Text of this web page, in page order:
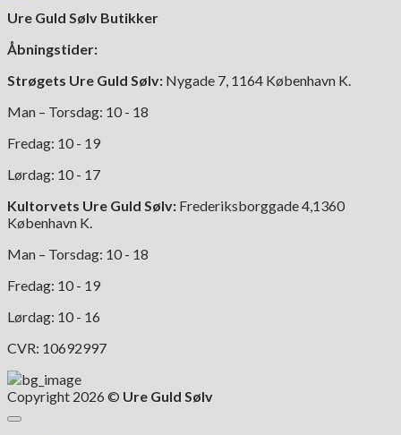
Ure Guld Sølv Butikker
Åbningstider:
Strøgets Ure Guld Sølv: Nygade 7, 1164 København K.
Man – Torsdag: 10 - 18
Fredag: 10 - 19
Lørdag: 10 - 17
Kultorvets Ure Guld Sølv: Frederiksborggade 4,1360
København K.
Man – Torsdag: 10 - 18
Fredag: 10 - 19
Lørdag: 10 - 16
CVR: 10692997
Copyright 2026 © Ure Guld Sølv